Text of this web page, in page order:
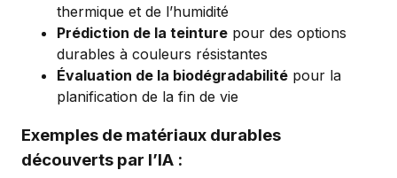
thermique et de l’humidité
Prédiction de la teinture pour des options
durables à couleurs résistantes
Évaluation de la biodégradabilité pour la
planification de la fin de vie
Exemples de matériaux durables
découverts par l’IA :